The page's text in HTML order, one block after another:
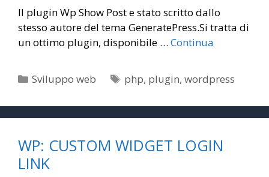
Il plugin Wp Show Post e stato scritto dallo
stesso autore del tema GeneratePress.Si tratta di
un ottimo plugin, disponibile … Continua
Categorie
Sviluppo web Tag
php, plugin,wordpress
WP: CUSTOM WIDGET LOGIN
LINK